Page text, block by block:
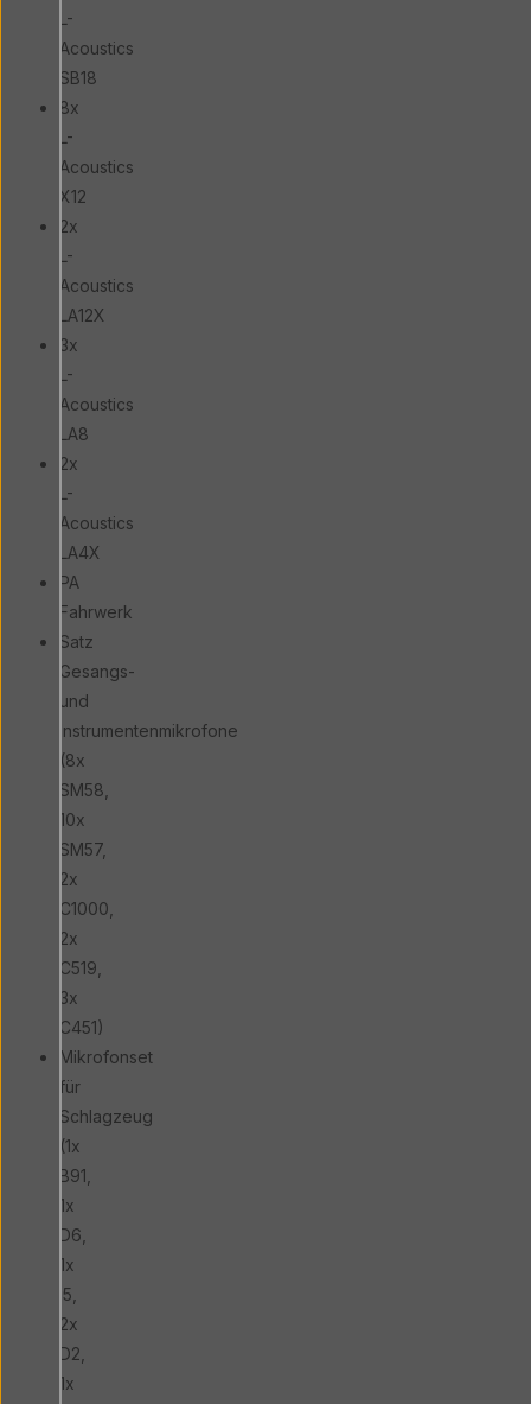
L-
Acoustics
SB18
8x
L-
Acoustics
X12
2x
L-
Acoustics
LA12X
3x
L-
Acoustics
LA8
2x
L-
Acoustics
LA4X
PA
Fahrwerk
Satz
Gesangs-
und
Instrumentenmikrofone
(8x
SM58,
10x
SM57,
2x
C1000,
2x
C519,
3x
C451)
Mikrofonset
für
Schlagzeug
(1x
B91,
1x
D6,
1x
i5,
2x
D2,
1x